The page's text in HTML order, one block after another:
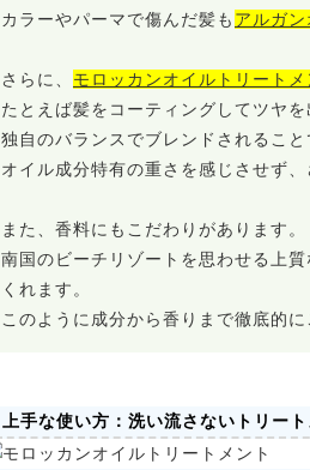
カラーやパーマで傷んだ髪も アルガ
さらに、 モロッカンオイルトリートメ
たとえば髪をコーティングしてツヤ
独自のバランスでブレンドされるこ
オイル成分特有の重さを感じさせず
また、香料にもこだわりがあります。
南国のビーチリゾートを思わせる上
くれます。
このように成分から香りまで徹底的
上手な使い方：洗い流さないトリー